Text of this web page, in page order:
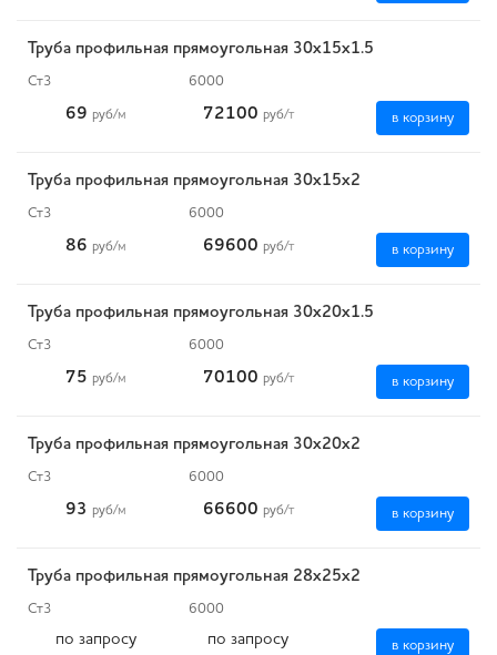
Труба профильная прямоугольная 30х15х1.5
Ст3 6000
69 руб/м 72100 руб/т в корзину
Труба профильная прямоугольная 30х15х2
Ст3 6000
86 руб/м 69600 руб/т в корзину
Труба профильная прямоугольная 30х20х1.5
Ст3 6000
75 руб/м 70100 руб/т в корзину
Труба профильная прямоугольная 30х20х2
Ст3 6000
93 руб/м 66600 руб/т в корзину
Труба профильная прямоугольная 28х25х2
Ст3 6000
по запросу по запросу в корзину